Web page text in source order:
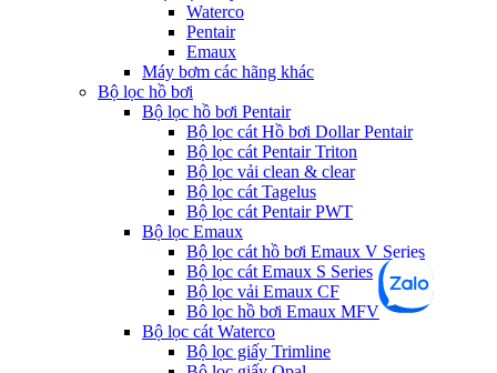
Waterco
Pentair
Emaux
Máy bơm các hãng khác
Bộ lọc hồ bơi
Bộ lọc hồ bơi Pentair
Bộ lọc cát Hồ bơi Dollar Pentair
Bộ lọc cát Pentair Triton
Bộ lọc vải clean & clear
Bộ lọc cát Tagelus
Bộ lọc cát Pentair PWT
Bộ lọc Emaux
Bộ lọc cát hồ bơi Emaux V Series
Bộ lọc cát Emaux S Series
Bộ lọc vải Emaux CF
Bô lọc hồ bơi Emaux MFV
Bộ lọc cát Waterco
Bộ lọc giấy Trimline